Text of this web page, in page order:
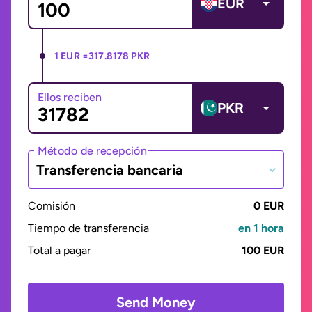
EUR
1 EUR =317.8178 PKR
Ellos reciben
PKR
Método de recepción
Transferencia bancaria
Comisión
0 EUR
Tiempo de transferencia
en 1 hora
Total a pagar
100 EUR
Send Money